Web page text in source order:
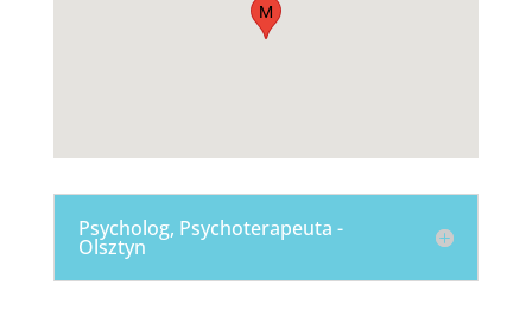
M
Psycholog, Psychoterapeuta -
Olsztyn